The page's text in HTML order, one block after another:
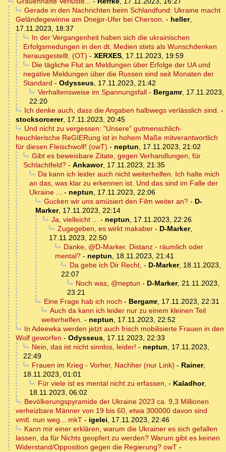
Gerade in den Nachrichten beim Schlandfund: Ukraine macht
Geländegewinne am Dnejpr-Ufer bei Cherson. - heller,
17.11.2023, 18:37
In der Vergangenheit haben sich die ukrainischen
Erfolgsmedungen in den dt. Medien stets als Wunschdenken
herausgestellt. (OT) - XERXES, 17.11.2023, 19:59
Die tägliche Flut an Meldungen über Erfolge der UA und
negative Meldungen über die Russen sind seit Monaten der
Standard - Odysseus, 17.11.2023, 21:42
Verhaltensweise im Spannungsfall- Bergamr, 17.11.2023,
22:20
Ich denke auch, dass die Angaben halbwegs verlässlich sind. -
stocksorcerer, 17.11.2023, 20:45
Und nicht zu vergessen: "Unsere" gutmenschlich-
heuchlerische ReGIERung ist in hohem Maße mitverantwortlich
für diesen Fleischwolf! (owT) - neptun, 17.11.2023, 21:02
Gibt es beweisbare Zitate, gegen Verhandlungen, für
Schlachtfeld? - Ankawor, 17.11.2023, 21:35
Da kann ich leider auch nicht weiterhelfen. Ich halte mich
an das, was klar zu erkennen ist. Und das sind im Falle der
Ukraine ... - neptun, 17.11.2023, 22:06
Gucken wir uns amüsiert den Film weiter an?- D-
Marker, 17.11.2023, 22:14
Ja, vielleicht ... - neptun, 17.11.2023, 22:26
Zugegeben, es wirkt makaber- D-Marker,
17.11.2023, 22:50
Danke, @D-Marker. Distanz - räumlich oder
mental? - neptun, 18.11.2023, 21:41
Da gebe ich Dir Recht, - D-Marker, 18.11.2023,
22:07
Noch was, @neptun - D-Marker, 21.11.2023,
23:21
Eine Frage hab ich noch - Bergamr, 17.11.2023, 22:31
Auch da kann ich leider nur zu einem kleinen Teil
weiterhelfen. - neptun, 17.11.2023, 22:52
In Adeewka werden jetzt auch frisch mobilisierte Frauen in den
Wolf geworfen - Odysseus, 17.11.2023, 22:33
Nein, das ist nicht sinnlos, leider! - neptun, 17.11.2023,
22:49
Frauen im Krieg - Vorher, Nachher (nur Link) - Rainer,
18.11.2023, 01:01
Für viele ist es mental nicht zu erfassen, - Kaladhor,
18.11.2023, 06:02
Bevölkerungspyramide der Ukraine 2023 ca. 9,3 Millionen
verheizbare Männer von 19 bis 60, etwa 300000 davon sind
vmtl. nun weg... mkT - igelei, 17.11.2023, 22:46
Kann mir einer erklären, warum die Ukrainer es sich gefallen
lassen, da für Nichts geopfert zu werden? Warum gibt es keinen
Widerstand/Opposition gegen die Regierung? owT -